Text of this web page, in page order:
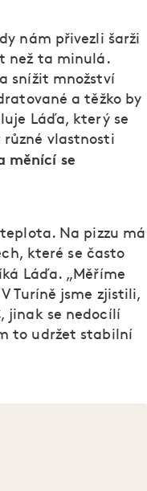
nám přivezli šarži
než ta minulá.
snížit množství
a těžko by
Láďa, který se
vlastnosti
měnící se
Na pizzu má
které se často
Láďa. „Měříme
Turíně jsme zjistili,
jinak se nedocílí
to udržet stabilní